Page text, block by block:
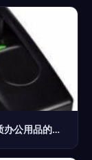
买广州考勤机，就选广州嘉晨 专业定制与优质办公用品的首选